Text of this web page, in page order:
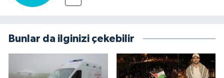
Bunlar da ilginizi çekebilir